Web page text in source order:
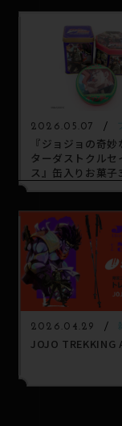
ムがダブルフォー
2026.05.07
『ジョジョの奇妙
ターダストクルセ
ス』缶入りお菓子
2026.04.29
JOJO TREKKING